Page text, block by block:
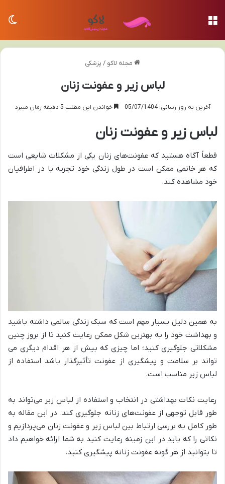
مجله لاکو / پزشکی
لباس زیر و عفونت زنان
آخرین به روز رسانی: 05/07/1404 خواندن این مطلب 5 دقیقه زمان میبرد
لباس زیر و عفونت زنان
قطعاً آگاه هستید که عفونت‌های زنان یکی از مشکلات شایعی است
که هر خانمی ممکن است در طول زندگی خود تجربه یا در اطرافیان
خود مشاهده کند.
به همین دلیل بسیار مهم است که سبک زندگی سالمی داشته باشید
و بهداشت خود را به بهترین شکل ممکن رعایت کنید تا از بروز چنین
مشکلاتی جلوگیری کنید؛ اما چیزی که بیش از هر اقدام دیگری می
‌تواند بر سلامت و پیشگیری از عفونت تأثیرگذار باشد استفاده از
لباس زیر مناسب است.
رعایت نکات بهداشتی در انتخاب و استفاده از لباس زیر می‌تواند به
طور قابل توجهی از عفونت‌های زنانه جلوگیری کند. در این مقاله به
طور کامل به بررسی ارتباط بین لباس زیر و عفونت زنان می‌پردازیم و
نکاتی را که باید در این زمینه رعایت کنید به شما ارائه خواهیم داد
تا بتوانید از هر گونه عفونت زنانه پیشگیری کنید.